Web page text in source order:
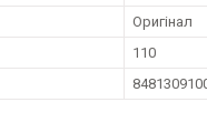
Оригінал
110